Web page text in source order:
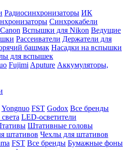
Радиосинхронизаторы ИК
Синхрокабели
Вспышки для Nikon Ведущие
Рассеиватели Держатели для
башмак Насадки на вспышки
для вспышек
Fujimi Aputure Аккумуляторы,
Yongnuo FST Godox Все бренды
LED-осветители
Штативные головы
штативов Чехлы для штативов
FST Все бренды Бумажные фоны